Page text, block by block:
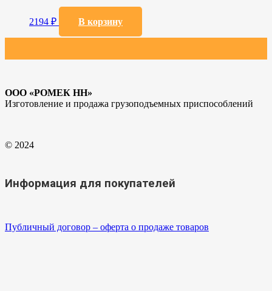
2194 ₽ В корзину
ООО «РОМЕК НН»
Изготовление и продажа грузоподъемных приспособлений
© 2024
Информация для покупателей
Публичный договор – оферта о продаже товаров